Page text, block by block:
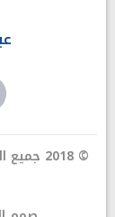
© 2018 جميع الحقوق محفوظة. راديو الجوهرة أف آم، تونس